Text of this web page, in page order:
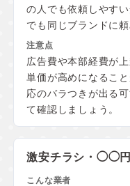
の人でも依頼しやす
でも同じブランドに
広告費や本部経費が
単価が高めになるこ
応のバラつきが出る
て確認しましょう。
激安チラシ・◯◯